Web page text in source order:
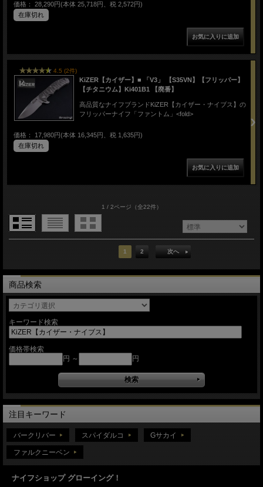
価格： 28,290円(本体 25,718円、税 2,572円)
在庫切れ
4.5 (2件)
KiZER【カイザー】■ 「V3」 【S35VN】【フリッパー】
【チタニウム】Ki401B1 【廃番】
高品質なナイフブランドKiZER【カイザー・ナイブス】の
フリッパーナイフ「ファントム」<fold>
価格： 17,980円(本体 16,345円、税 1,635円)
在庫切れ
1 / 2ページ （全22件）
1 2 次へ
商品検索
キーワード検索
価格帯検索
円 ～
円
注目キーワード
バークリバー スパイダルコ Gサカイ
ファルクニーベン
ナイフショップ グローイング！